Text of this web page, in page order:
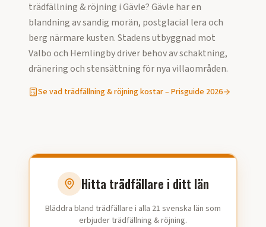
trädfällning & röjning iGävle?Gävle har en
blandning av sandig morän, postglacial lera och
berg närmare kusten. Stadens utbyggnad mot
Valbo och Hemlingby driver behov av schaktning,
dränering och stensättning för nya villaområden.
Se vad trädfällning & röjningkostar – Prisguide 2026
Hitta trädfällare i ditt län
Bläddra bland trädfällare i alla 21 svenska län som
erbjuder trädfällning & röjning.